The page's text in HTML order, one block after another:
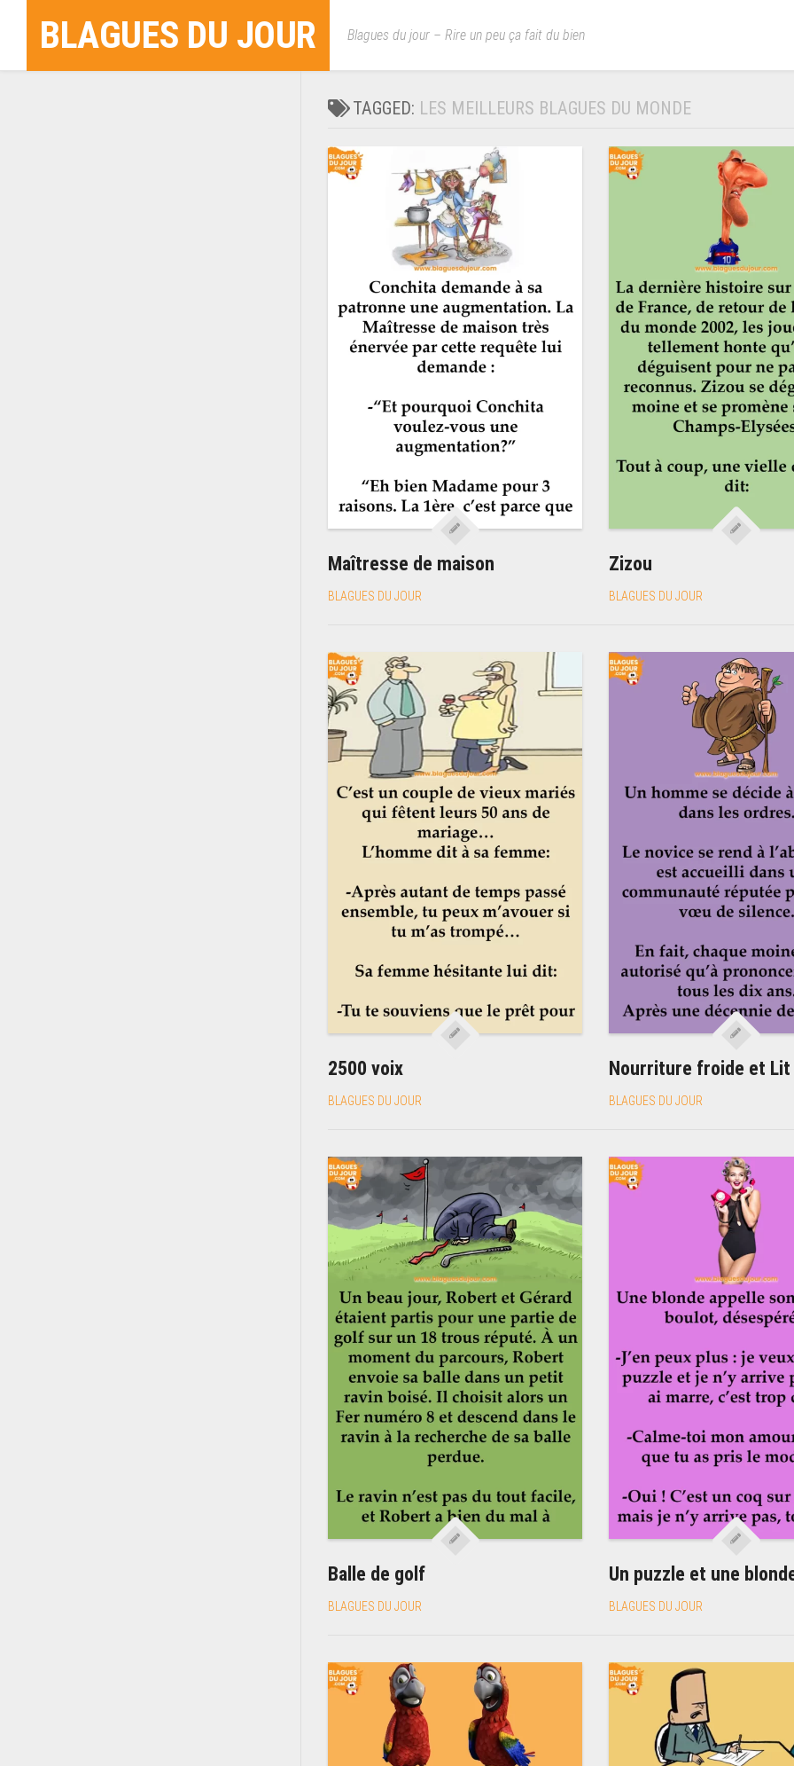
contentBLAGUES DU JOUR Blagues du jour – Rire un peu ça fait du bien
TAGGED: LES MEILLEURS BLAGUES DU MONDE
Maîtresse de maison
BLAGUES DU JOUR
Zizou
BLAGUES DU JOUR
2500 voix
BLAGUES DU JOUR
Nourriture froide et Lit
BLAGUES DU JOUR
Balle de golf
BLAGUES DU JOUR
Un puzzle et une
BLAGUES DU JOUR